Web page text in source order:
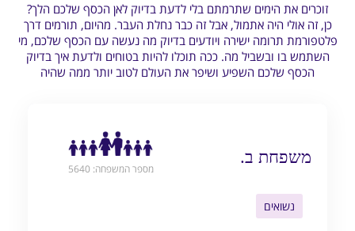
?זוכרים את הימים שתרמתם בלי לדעת בדיוק לאן הכסף שלכם הלך
כן, זה אולי היה אתמול, אבל זה כבר נחלת העבר. מהיום, תורמים דרך
פלטפורמת תרומה ישירה ויודעים בדיוק מה נעשה עם הכסף שלכם, מי
השתמש בו ובשביל מה. ככה תוכלו להיות בטוחים ולדעת איך בדיוק
הכסף שלכם השפיע ושיפר את העולם לטוב יותר ממה שהיה
מספר המשפחה: 5640
משפחת ב.
נשואים